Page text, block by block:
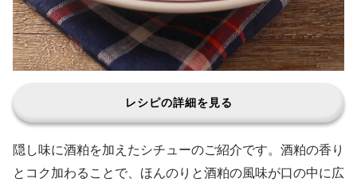
レシピの詳細を見る
隠し味に酒粕を加えたシチューのご紹介です。酒粕の香り
とコク加わることで、ほんのりと酒粕の風味が口の中に広